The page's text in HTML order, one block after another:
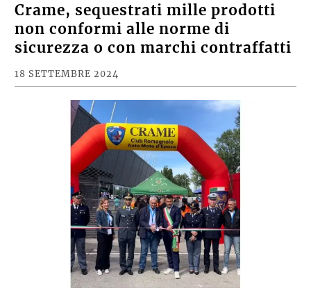
Crame, sequestrati mille prodotti
non conformi alle norme di
sicurezza o con marchi contraffatti
18 SETTEMBRE 2024